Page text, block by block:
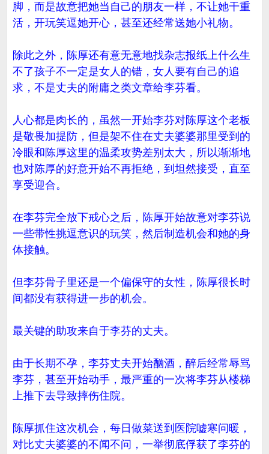
脚，而是故意把她当自己的朋友一样，不让她干重
活，开玩笑逗她开心，甚至还经常送她小礼物。
除此之外，陈厚还有意无意地找杂志报纸上什么生
不了孩子不一定是女人的错，女人要有自己的追
求，不是丈夫的附庸之类文章给李芬看。
人心都是肉长的，虽然一开始李芬对陈厚这个老板
是敬畏加提防，但是架不住在丈夫婆婆那里受到的
冷眼和陈厚这里的温柔攻势差别太大，所以渐渐地
也对陈厚的好意开始不再拒绝，到坦然接受，直至
享受迎合。
在李芬完全放下戒心之后，陈厚开始故意对李芬说
一些带性挑逗意识的玩笑，然后制造机会和她的身
体接触。
但李芬骨子里还是一个偏保守的女性，陈厚很长时
间都没有获得进一步的机会。
最关键的助攻来自于李芬的丈夫。
由于长期不孕，李芬丈夫开始酗酒，醉后经常辱骂
李芬，甚至开始动手，最严重的一次将李芬从楼梯
上推下去导致摔伤住院。
陈厚抓住这次机会，每日做菜送到医院嘘寒问暖，
对比丈夫婆婆的不闻不问，一举彻底俘获了李芬的